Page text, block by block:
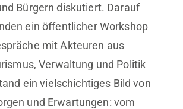
Bürgern diskutiert. Darauf
ein öffentlicher Workshop
mit Akteuren aus
Verwaltung und Politik
ein vielschichtiges Bild von
und Erwartungen: vom